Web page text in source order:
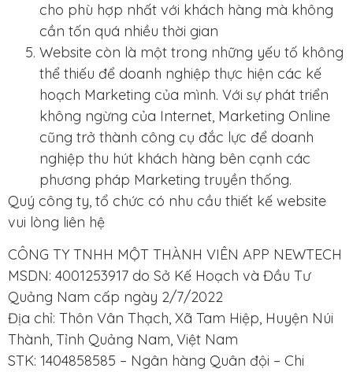
cho phù hợp nhất với khách hàng mà không
cần tốn quá nhiều thời gian
Website còn là một trong những yếu tố không
thể thiếu để doanh nghiệp thực hiện các kế
hoạch Marketing của mình. Với sự phát triển
không ngừng của Internet, Marketing Online
cũng trở thành công cụ đắc lực để doanh
nghiệp thu hút khách hàng bên cạnh các
phương pháp Marketing truyền thống.
Quý công ty, tổ chức có nhu cầu thiết kế website
vui lòng liên hệ
CÔNG TY TNHH MỘT THÀNH VIÊN APP NEWTECH
MSDN: 4001253917 do Sở Kế Hoạch và Đầu Tư
Quảng Nam cấp ngày 2/7/2022
Địa chỉ: Thôn Vân Thạch, Xã Tam Hiệp, Huyện Núi
Thành, Tỉnh Quảng Nam, Việt Nam
STK: 1404858585 – Ngân hàng Quân đội – Chi